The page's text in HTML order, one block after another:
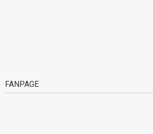
FANPAGE